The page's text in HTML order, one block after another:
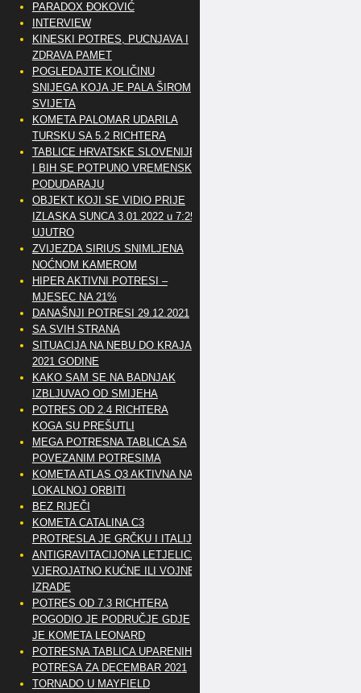
PARADOX ĐOKOVIĆ
INTERVIEW
KINESKI POTRES, PUCNJAVA I
ZDRAVA PAMET
POGLEDAJTE KOLIČINU
SNIJEGA KOJA JE PALA ŠIROM
SVIJETA
KOMETA PALOMAR UDARILA
TURSKU SA 5.2 RICHTERA
TABLICE HRVATSKE SLOVENIJE
I BIH SE POTPUNO VREMENSKI
PODUDARAJU
OBJEKT KOJI SE VIDIO PRIJE
IZLASKA SUNCA 3.01.2022 u 7:25
UJUTRO
ZVIJEZDA SIRIUS SNIMLJENA
NOĆNOM KAMEROM
HIPER AKTIVNI POTRESI –
MJESEC NA 21%
DANAŠNJI POTRESI 29.12.2021
SA SVIH STRANA
SITUACIJA NA NEBU DO KRAJA
2021 GODINE
KAKO SAM SE NA BADNJAK
IZBLJUVAO OD SMIJEHA
POTRES OD 2.4 RICHTERA
KOGA SU PREŠUTLI
MEGA POTRESNA TABLICA SA
POVEZANIM POTRESIMA
KOMETA ATLAS Q3 AKTIVNA NA
LOKALNOJ ORBITI
BEZ RIJEČI
KOMETA CATALINA C3
PROTRESLA JE GRČKU I ITALIJU
ANTIGRAVITACIJONA LETJELICA
VJEROJATNO KUĆNE ILI VOJNE
IZRADE
POTRES OD 7.3 RICHTERA
POGODIO JE PODRUČJE GDJE
JE KOMETA LEONARD
POTRESNA TABLICA UPARENIH
POTRESA ZA DECEMBAR 2021
TORNADO U MAYFIELD